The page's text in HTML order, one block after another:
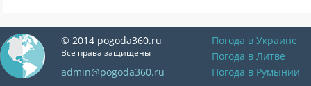
© 2014 pogoda360.ru
Все права защищены
admin@pogoda360.ru
Погода в Украине
Погода в Литве
Погода в Румынии